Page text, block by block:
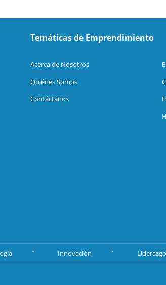
Temáticas de Emprendimiento
Acerca de Nosotros
Quiénes Somos
Contáctanos
Innovación Liderazgo